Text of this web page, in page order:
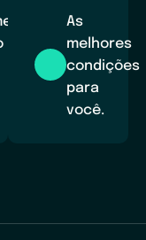
As
melhores
condições
para
você.